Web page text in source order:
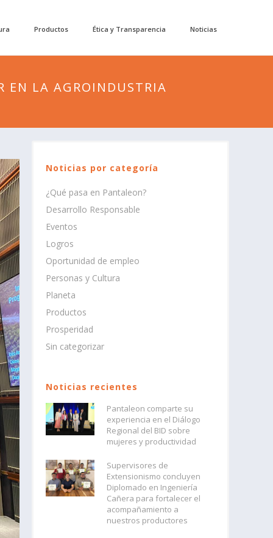
Productos Ética y Transparencia Noticias
EN LA AGROINDUSTRIA
Noticias por categoría
¿Qué pasa en Pantaleon?
Desarrollo Responsable
Eventos
Logros
Oportunidad de empleo
Personas y Cultura
Planeta
Productos
Prosperidad
Sin categorizar
Noticias recientes
Pantaleon comparte su
experiencia en el Diálogo
Regional del BID sobre
mujeres y productividad
Supervisores de
Extensionismo concluyen
Diplomado en Ingeniería
Cañera para fortalecer el
acompañamiento a
nuestros productores